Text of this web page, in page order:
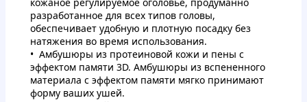
разработанное для всех типов головы,
обеспечивает удобную и плотную посадку без
натяжения во время использования.
Амбушюры из протеиновой кожи и пены с
эффектом памяти 3D. Амбушюры из вспененного
материала с эффектом памяти мягко принимают
форму ваших ушей.